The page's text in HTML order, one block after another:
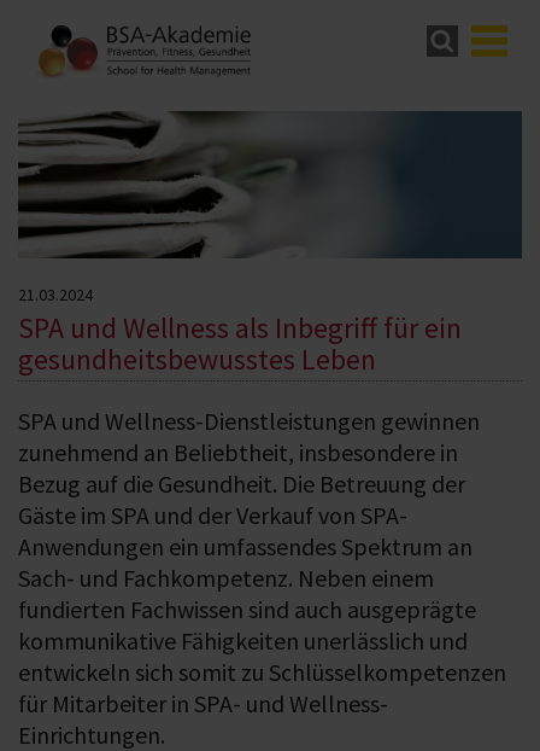
21.03.2024
SPA und Wellness als Inbegriff für ein
gesundheitsbewusstes Leben
SPA und Wellness-Dienstleistungen gewinnen
zunehmend an Beliebtheit, insbesondere in
Bezug auf die Gesundheit. Die Betreuung der
Gäste im SPA und der Verkauf von SPA-
Anwendungen ein umfassendes Spektrum an
Sach- und Fachkompetenz. Neben einem
fundierten Fachwissen sind auch ausgeprägte
kommunikative Fähigkeiten unerlässlich und
entwickeln sich somit zu Schlüsselkompetenzen
für Mitarbeiter in SPA- und Wellness-
Einrichtungen.